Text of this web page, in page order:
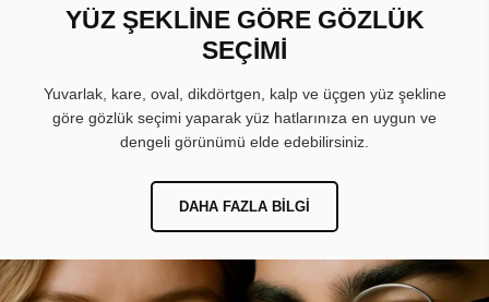
YÜZ ŞEKLİNE GÖRE GÖZLÜK
SEÇİMİ
Yuvarlak, kare, oval, dikdörtgen, kalp ve üçgen yüz şekline
göre gözlük seçimi yaparak yüz hatlarınıza en uygun ve
dengeli görünümü elde edebilirsiniz.
DAHA FAZLA BILGI